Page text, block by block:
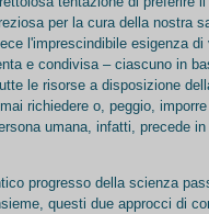
per la cura della nostra
l'imprescindibile esigenza di
e condivisa – ciascuno in
le risorse a disposizione
richiedere o, peggio,
umana, infatti, precede
progresso della scienza
questi due approcci di